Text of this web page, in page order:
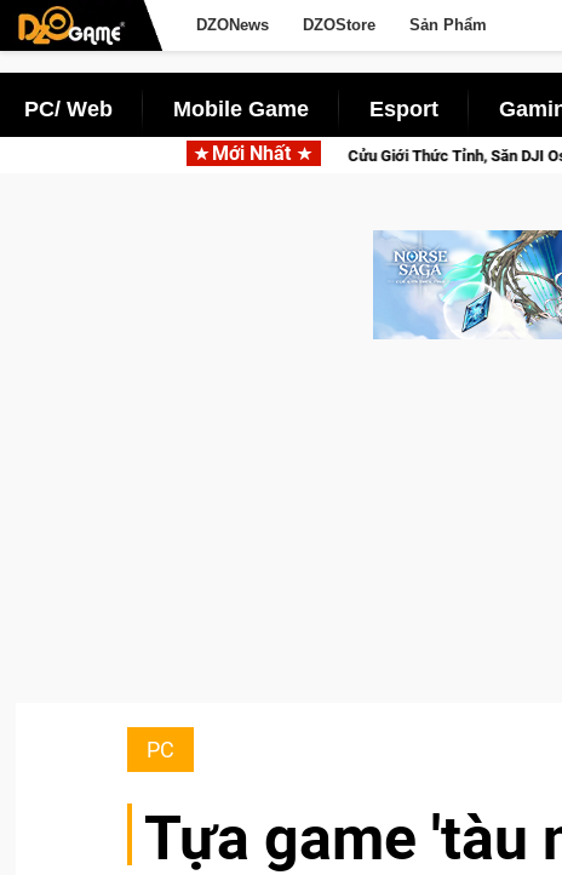
DZONews DZOStore Sản Phẩm
PC/ Web Mobile Game Esport
Mới Nhất
Norse Saga: Cửu Giới Thức Tỉnh, Săn DJI Osmo Pocket 3 Ngay Hôm Nay
PC
Tựa game 'tàu